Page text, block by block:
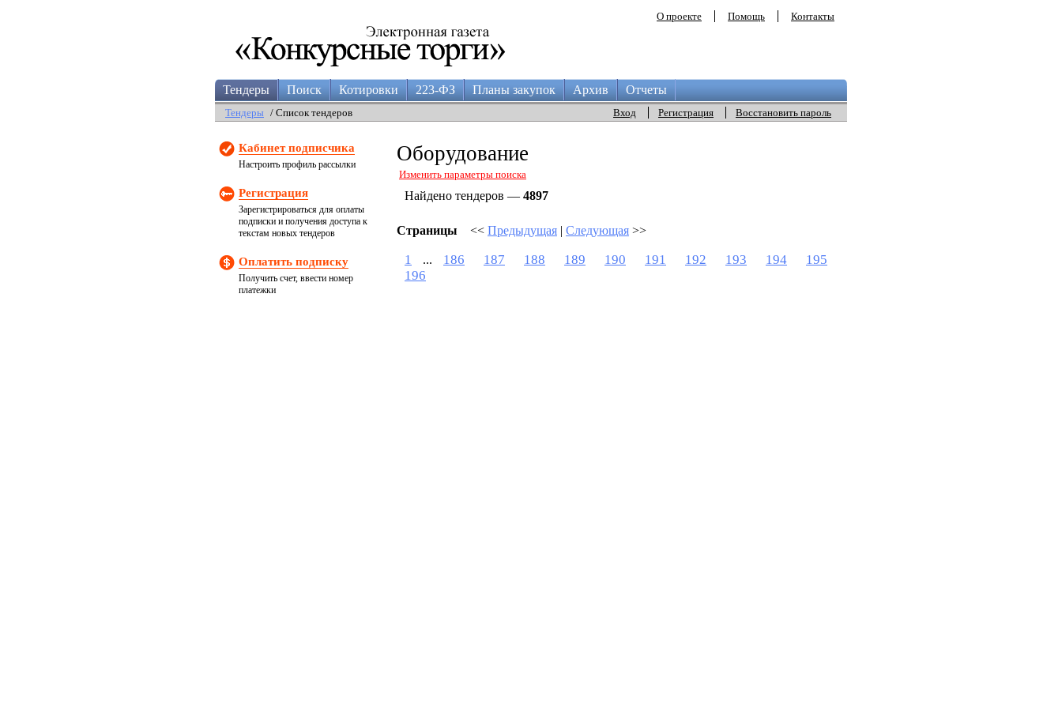
О проекте Помощь Контакты
Тендеры Поиск Котировки 223-ФЗ Планы закупок Архив Отчеты
Вход Регистрация Восстановить пароль
Тендеры / Список тендеров
Кабинет подписчика
Настроить профиль рассылки
Регистрация
Зарегистрироваться для оплаты
подписки и получения доступа к
текстам новых тендеров
Оплатить подписку
Получить счет, ввести номер
платежки
Оборудование
Изменить параметры поиска
Найдено тендеров — 4897
Страницы << Предыдущая | Следующая >>
1 ... 186 187 188 189 190 191 192 193 194
195
196